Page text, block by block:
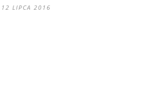
12 LIPCA 2016